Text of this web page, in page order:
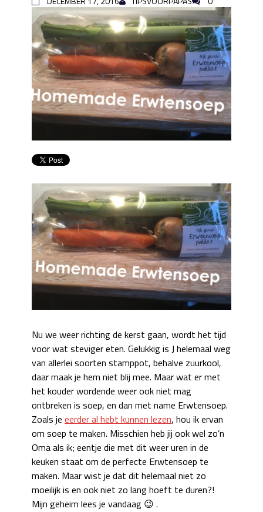
Nu we weer richting de kerst gaan, wordt het tijd
voor wat steviger eten. Gelukkig is J helemaal weg
van allerlei soorten stamppot, behalve zuurkool,
daar maak je hem niet blij mee. Maar wat er met
het kouder wordende weer ook niet mag
ontbreken is soep, en dan met name Erwtensoep.
Zoals je eerder al hebt kunnen lezen, hou ik ervan
om soep te maken. Misschien heb jij ook wel zo’n
Oma als ik; eentje die met dit weer uren in de
keuken staat om de perfecte Erwtensoep te
maken. Maar wist je dat dit helemaal niet zo
moeilijk is en ook niet zo lang hoeft te duren?!
Mijn geheim lees je vandaag 😉 .